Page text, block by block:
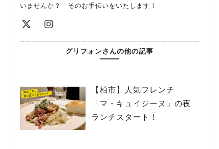
いませんか？ そのお手伝いをいたします！
グリフォンさんの他の記事
【柏市】人気フレンチ
「マ・キュイジーヌ」の夜
ランチスタート！